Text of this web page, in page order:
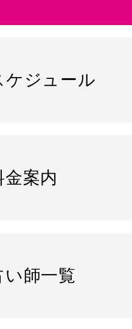
ケジュール
金案内
い師一覧